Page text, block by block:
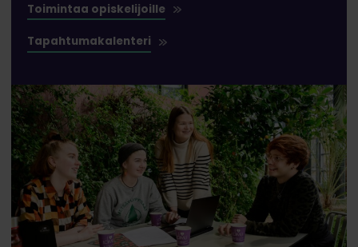
Toimintaa opiskelijoille
Tapahtumakalenteri